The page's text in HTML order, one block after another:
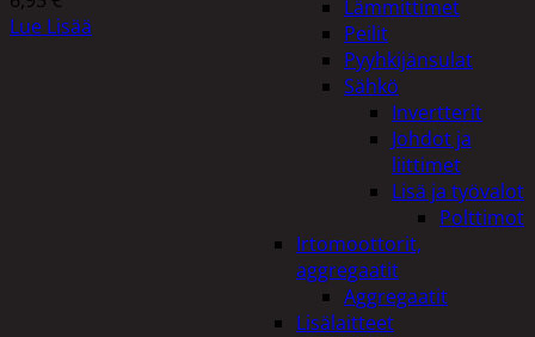
Lämmittimet
Peilit
Pyyhkijänsulat
Sähkö
Invertterit
Johdot ja
liittimet
Lisä ja työvalot
Polttimot
Irtomoottorit,
aggregaatit
Aggregaatit
Lisälaitteet
Lue Lisää